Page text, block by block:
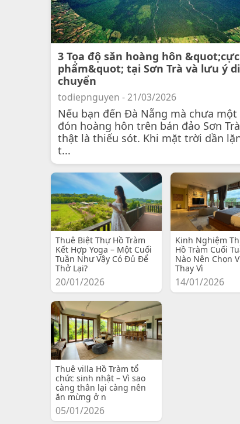
3 Tọa độ săn hoàng hôn &quot;cực
phẩm&quot; tại Sơn Trà và lưu ý di
chuyển
todiepnguyen - 21/03/2026
Nếu bạn đến Đà Nẵng mà chưa một
đón hoàng hôn trên bán đảo Sơn
thật là thiếu sót. Khi mặt trời dần
t...
Thuê Biệt Thự Hồ Tràm
Kết Hợp Yoga – Một Cuối
Tuần Như Vậy Có Đủ Để
Thở Lại?
20/01/2026
Kinh Nghiệm
Hồ Tràm Cuối
Nào Nên Chọn
Thay Vì
14/01/2026
Thuê villa Hồ Tràm tổ
chức sinh nhật – Vì sao
càng thân lại càng nên
ăn mừng ở n
05/01/2026